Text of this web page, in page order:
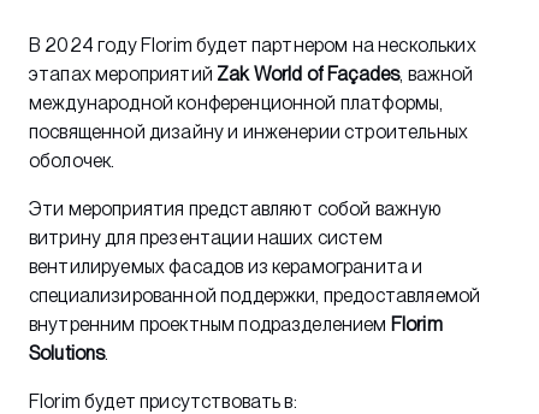
В 2024 году Florim будет партнером на нескольких
этапах мероприятий Zak World of Façades, важной
международной конференционной платформы,
посвященной дизайну и инженерии строительных
оболочек.
Эти мероприятия представляют собой важную
витрину для презентации наших систем
вентилируемых фасадов из керамогранита и
специализированной поддержки, предоставляемой
внутренним проектным подразделением Florim
Solutions.
Florim будет присутствовать в: